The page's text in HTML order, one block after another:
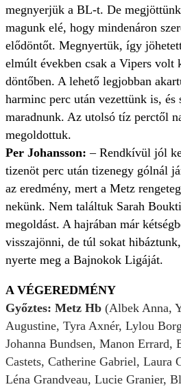
megnyerjük a BL-t. De
magunk elé, hogy mindenáron
elődöntőt. Megnyertük, így
elmúlt években csak a Vipers volt
döntőben. A lehető legjobban
harminc perc után vezettünk is,
maradnunk. Az utolsó tíz perctől
megoldottuk.
Per Johansson: – Rendkívül jól
tizenöt perc után tizenegy gólnál
az eredmény, mert a Metz
nekünk. Nem találtuk Sarah
megoldást. A hajrában már
visszajönni, de túl sokat
nyerte meg a Bajnokok Ligáját.
A VÉGEREDMÉNY
Győztes: Metz Hb (Albek Anna,
Augustine, Tyra Axnér, Lylou
Johanna Bundsen, Manon Errard,
Castets, Catherine Gabriel, Laura
Léna Grandveau, Lucie Granier,